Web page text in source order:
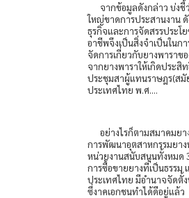
จากข้อมูลดังกล่าว บ่งชี้ว่
ใหญ่ขาดการประสานงาน
ธุรกิจและการจัดสรรประโ
อาชีพจึงเป็นสิ่งจำเป็นในก
จัดการเกี่ยวกับยางพาราข
จากยางพาราให้เกิดประ
ประชุมสาผู้แทนราษฎร(ส
ประเทศไทย พ.ศ….
อย่างไรก็ตามสมาคมยาง
การพัฒนาอุตสาหกรรมยา
หน่วยงานสนับสนุนทั้งหมด
การซื้อขายยางที่เป็นธรรม
ประเทศไทย มีอำนาจจัดตั้
ซึ่งาคเอกชนทำได้ดีอยู่แล้ว